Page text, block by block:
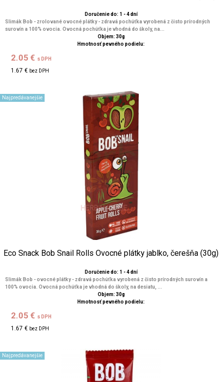
Doručenie do: 1 - 4 dní
Slimák Bob - zrolované ovocné plátky - zdravá pochúťka vyrobená z čisto prírodných
surovín a 100% ovocia. Ovocná pochúťka je vhodná do školy, na...
Objem: 30g
Hmotnosť pevného podielu:
2.05 € s DPH
1.67 € bez DPH
Najpredávanejšie
Eco Snack Bob Snail Rolls Ovocné plátky jablko, čerešňa (30g)
Doručenie do: 1 - 4 dní
Slimák Bob - ovocné plátky - zdravá pochúťka vyrobená z čisto prírodných surovín a
100% ovocia. Ovocná pochúťka je vhodná do školy, na desiatu, ...
Objem: 30g
Hmotnosť pevného podielu:
2.05 € s DPH
1.67 € bez DPH
Najpredávanejšie